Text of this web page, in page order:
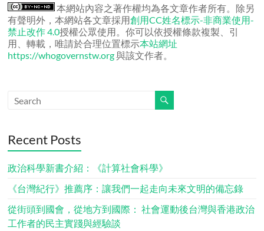
章
本網站內容之著作權均為各文章作者所有。除另
有聲明外，本網站各文章採用創用CC姓名標示-非商業使用-
禁止改作 4.0授權公眾使用。你可以依授權條款複製、引
用、轉載，唯請於合理位置標示本站網址
https://whogovernstw.org與該文作者。
Recent Posts
政治科學新書介紹：《計算社會科學》
《台灣紀行》推薦序：讓我們一起走向未來文明的備忘錄
從街頭到國會，從地方到國際： 社會運動後台灣與香港政治
工作者的民主實踐與經驗談